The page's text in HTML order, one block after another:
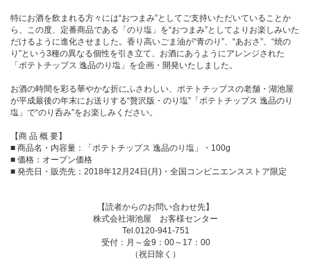
特にお酒を飲まれる方々には“おつまみ”としてご支持いただいていることか
ら、この度、定番商品である「のり塩」を“おつまみ”としてよりお楽しみいた
だけるように進化させました。香り高いごま油が“青のり”、“あおさ”、“焼の
り”という3種の異なる個性を引き立て、お酒にあうようにアレンジされた
「ポテトチップス 逸品のり塩」を企画・開発いたしました。
お酒の時間を彩る華やかな折にふさわしい、ポテトチップスの老舗・湖池屋
が平成最後の年末にお送りする“贅沢版・のり塩”「ポテトチップス 逸品のり
塩」で“のり呑み”をお楽しみください。
【商 品 概 要】
■ 商品名・内容量：「ポテトチップス 逸品のり塩」・100g
■ 価格：オープン価格
■ 発売日・販売先：2018年12月24日(月)・全国コンビニエンスストア限定
【読者からのお問い合わせ先】
株式会社湖池屋 お客様センター
Tel.0120-941-751
受付：月～金9：00～17：00
（祝日除く）